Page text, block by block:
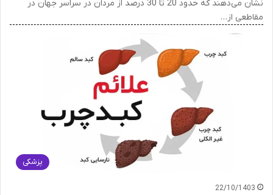
نشان می‌دهند که حدود 20 تا 30 درصد از مردان در سراسر جهان در
مقاطعی از…
پزشکی
22/10/1403